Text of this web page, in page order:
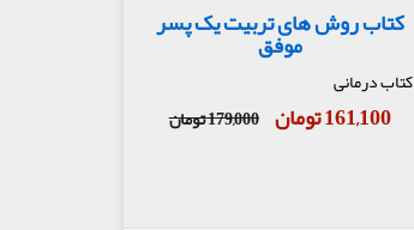
کتاب روش های تربیت یک پسر
موفق
کتاب درمانی
161,100 تومان 179,000 تومان